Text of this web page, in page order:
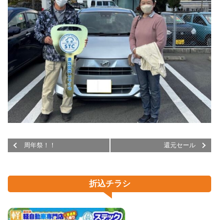
周年祭！！ 還元セール
折込チラシ